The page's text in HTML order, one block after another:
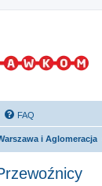
FAQ
i Aglomeracja